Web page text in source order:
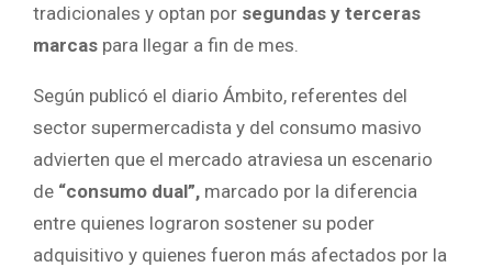
tradicionales y optan por segundas y terceras
marcas para llegar a fin de mes.
Según publicó el diario Ámbito, referentes del
sector supermercadista y del consumo masivo
advierten que el mercado atraviesa un escenario
de “consumo dual”, marcado por la diferencia
entre quienes lograron sostener su poder
adquisitivo y quienes fueron más afectados por la